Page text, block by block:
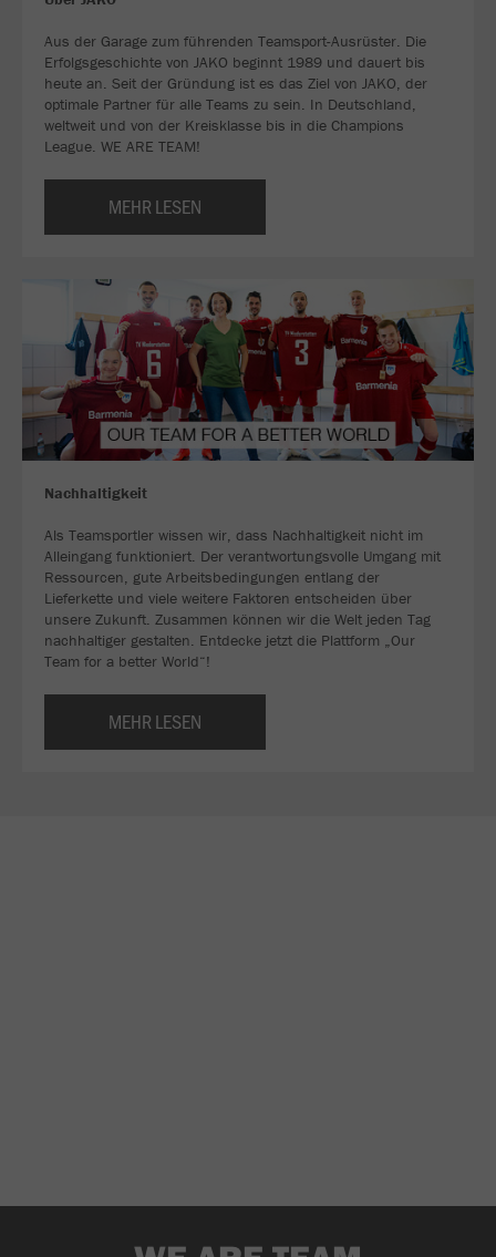
Aus der Garage zum führenden Teamsport-Ausrüster. Die
Erfolgsgeschichte von JAKO beginnt 1989 und dauert bis
heute an. Seit der Gründung ist es das Ziel von JAKO, der
optimale Partner für alle Teams zu sein. In Deutschland,
weltweit und von der Kreisklasse bis in die Champions
League. WE ARE TEAM!
MEHR LESEN
Nachhaltigkeit
Als Teamsportler wissen wir, dass Nachhaltigkeit nicht im
Alleingang funktioniert. Der verantwortungsvolle Umgang mit
Ressourcen, gute Arbeitsbedingungen entlang der
Lieferkette und viele weitere Faktoren entscheiden über
unsere Zukunft. Zusammen können wir die Welt jeden Tag
nachhaltiger gestalten. Entdecke jetzt die Plattform „Our
Team for a better World“!
MEHR LESEN